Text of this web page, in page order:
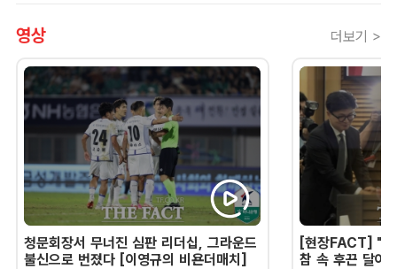
영상 더보기 >
청문회장서 무너진 심판 리더십, 그라운드
불신으로 번졌다 [이영규의 비욘더매치]
[현장FACT] "한
참 속 후끈 달아